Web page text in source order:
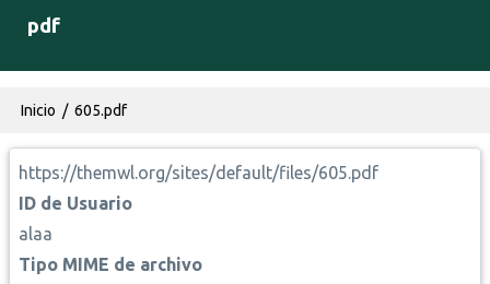
pdf
Ruta de navegación
Inicio 605.pdf
https://themwl.org/sites/default/files/605.pdf
ID de Usuario
alaa
Tipo MIME de archivo